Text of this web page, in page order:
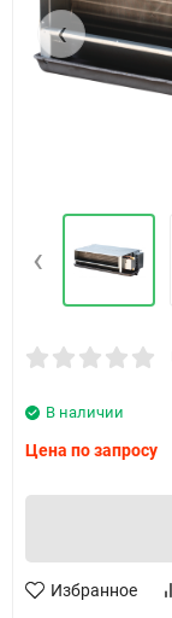
‹
‹
В наличии
Цена по запросу
Избранное